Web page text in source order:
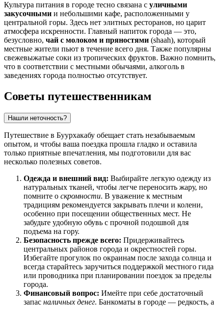
Культура питания в городе тесно связана с уличными
закусочными и небольшими кафе, расположенными у
центральной горы. Здесь нет элитных ресторанов, но царит
атмосфера искренности. Главный напиток города — это,
безусловно, чай с молоком и пряностями (shaah), который
местные жители пьют в течение всего дня. Также популярны
свежевыжатые соки из тропических фруктов. Важно помнить,
что в соответствии с местными обычаями, алкоголь в
заведениях города полностью отсутствует.
Советы путешественникам
Нашли неточность?
Путешествие в Буурхакабу обещает стать незабываемым
опытом, и чтобы ваша поездка прошла гладко и оставила
только приятные впечатления, мы подготовили для вас
несколько полезных советов.
Одежда и внешний вид: Выбирайте легкую одежду из
натуральных тканей, чтобы легче переносить жару, но
помните о скромности. В уважение к местным
традициям рекомендуется закрывать плечи и колени,
особенно при посещении общественных мест. Не
забудьте удобную обувь с прочной подошвой для
подъема на гору.
Безопасность прежде всего: Придерживайтесь
центральных районов города и окрестностей горы.
Избегайте прогулок по окраинам после захода солнца и
всегда старайтесь заручиться поддержкой местного гида
или проводника при планировании поездок за пределы
города.
Финансовый вопрос: Имейте при себе достаточный
запас наличных денег. Банкоматы в городе — редкость, а